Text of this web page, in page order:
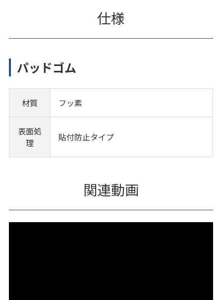
仕様
パッドゴム
材質 フッ素
表面処
理
貼付防止タイプ
関連動画